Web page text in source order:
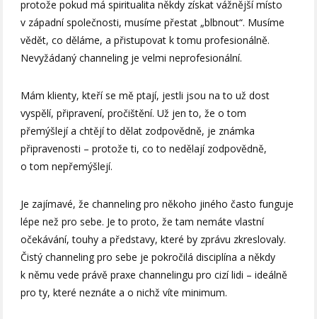
protože pokud má spiritualita někdy získat vážnější místo
v západní společnosti, musíme přestat „blbnout“. Musíme
vědět, co děláme, a přistupovat k tomu profesionálně.
Nevyžádaný channeling je velmi neprofesionální.
Mám klienty, kteří se mě ptají, jestli jsou na to už dost
vyspělí, připravení, pročištění. Už jen to, že o tom
přemýšlejí a chtějí to dělat zodpovědně, je známka
připravenosti – protože ti, co to nedělají zodpovědně,
o tom nepřemýšlejí.
Je zajímavé, že channeling pro někoho jiného často funguje
lépe než pro sebe. Je to proto, že tam nemáte vlastní
očekávání, touhy a představy, které by zprávu zkreslovaly.
Čistý channeling pro sebe je pokročilá disciplína a někdy
k němu vede právě praxe channelingu pro cizí lidi – ideálně
pro ty, které neznáte a o nichž víte minimum.